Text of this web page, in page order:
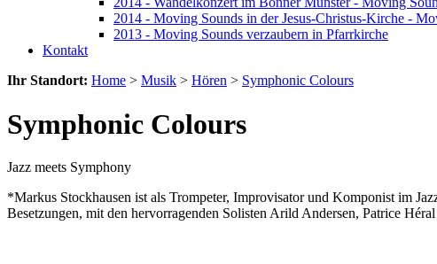
2014 - Moving Sounds in der Jesus-Christus-Kirche -
2013 - Moving Sounds verzaubern in Pfarrkirche
Kontakt
Ihr Standort: Home > Musik > Hören > Symphonic Colours
Symphonic Colours
Jazz meets Symphony
*Markus Stockhausen ist als Trompeter, Improvisator und Komponist im
Besetzungen, mit den hervorragenden Solisten Arild Andersen, Patrice